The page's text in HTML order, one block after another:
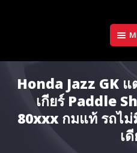
Honda Jazz GK
เกียร์ Paddle
80xxx กมแท้​ รถไ
เ